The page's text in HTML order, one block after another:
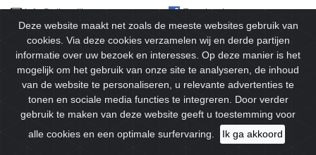
info@alleveilingen.net Facebook
© 2026Alleveilingen.Alle rechten voorbehouden.
Deze website maakt net zoals de meeste websites gebruik van
cookies. Via deze cookies verzamelen wij en derde partijen
informatie over uw bezoek en interesses. Op deze manier is het
mogelijk om het gebruik van onze site te analyseren, de inhoud
van de website te personaliseren, u relevante advertenties te
tonen en sociale media functies te integreren. Door verder
gebruik te maken van deze website geeft u toestemming voor
alle cookies en een optimale surfervaring.
Ik ga akkoord